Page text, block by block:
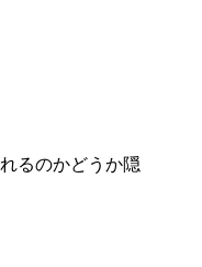
るのかどうか隠